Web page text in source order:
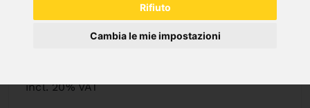
Rifiuto
Cambia le mie impostazioni
TAVOLO TORNIO HOBBY 500 / 400 V CON
DISPLAY DIGITALE A 2-ASSI DT 40
incl. 20% VAT